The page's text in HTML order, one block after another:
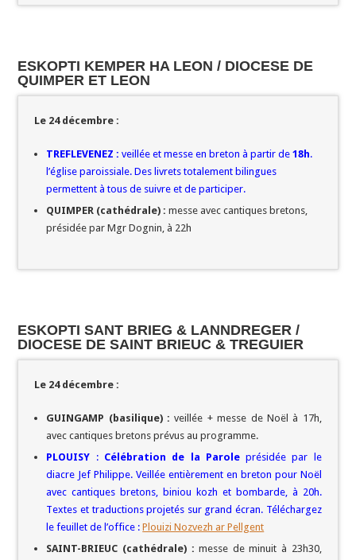
ESKOPTI KEMPER HA LEON / DIOCESE DE
QUIMPER ET LEON
Le 24 décembre :
TREFLEVENEZ : veillée et messe en breton à partir de18h.
l’église paroissiale. Des livrets totalement bilingues
permettent à tous de suivre et de participer.
QUIMPER (cathédrale) : messe avec cantiques bretons,
présidée par Mgr Dognin, à 22h
ESKOPTI SANT BRIEG & LANNDREGER /
DIOCESE DE SAINT BRIEUC & TREGUIER
Le 24 décembre :
GUINGAMP (basilique) : veillée + messe de Noël à 17h,
avec cantiques bretons prévus au programme.
PLOUISY : Célébration de la Paroleprésidée par le
diacre Jef Philippe. Veillée entièrement en breton pour Noël
avec cantiques bretons, biniou kozh et bombarde, à 20h.
Textes et traductions projetés sur grand écran. Téléchargez
le feuillet de l’office :Plouizi Nozvezh ar Pellgent
SAINT-BRIEUC (cathédrale) : messe de minuit à 23h30,